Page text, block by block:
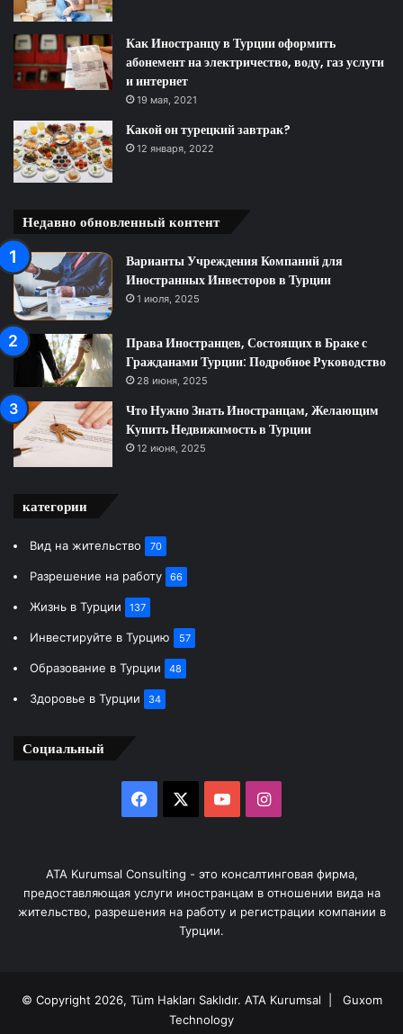
Как Иностранцу в Турции оформить
абонемент на электричество, воду, газ услуги
и интернет
19 мая, 2021
Какой он турецкий завтрак?
12 января, 2022
Недавно обновленный контент
Варианты Учреждения Компаний для
Иностранных Инвесторов в Турции
1 июля, 2025
Права Иностранцев, Состоящих в Браке с
Гражданами Турции: Подробное Руководство
28 июня, 2025
Что Нужно Знать Иностранцам, Желающим
Купить Недвижимость в Турции
12 июня, 2025
категории
Вид на жительство 70
Разрешение на работу 66
Жизнь в Турции 137
Инвестируйте в Турцию 57
Образование в Турции 48
Здоровье в Турции 34
Социальный
Facebook YouTubeInstagram
ATA Kurumsal Consulting - это консалтинговая фирма,
предоставляющая услуги иностранцам в отношении вида на
жительство, разрешения на работу и регистрации компании в
Турции.
© Copyright 2026, Tüm Hakları Saklıdır. ATA Kurumsal | Guxom
Technology